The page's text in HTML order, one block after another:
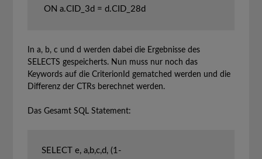
ON a.CID_3d = d.CID_28d
In a, b, c und d werden dabei die Ergebnisse des
SELECTS gespeicherts. Nun muss nur noch das
Keywords auf die CriterionId gematched werden und die
Differenz der CTRs berechnet werden.
Das Gesamt SQL Statement:
SELECT e, a,b,c,d, (1-